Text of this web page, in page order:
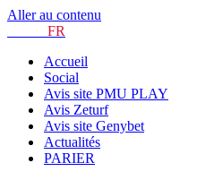
Aller au contenu
FR
Accueil
Social
Avis site PMU PLAY
Avis Zeturf
Avis site Genybet
Actualités
PARIER